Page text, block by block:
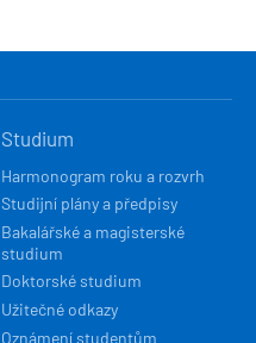
Studium
Harmonogram roku a rozvrh
Studijní plány a předpisy
Bakalářské a magisterské
studium
Doktorské studium
Užitečné odkazy
Oznámení studentům